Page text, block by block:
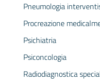
Pneumologia
Procreazione
Psichiatria
Psiconcologia
Radiodiagnostica